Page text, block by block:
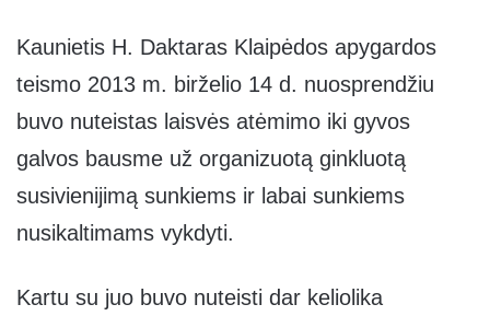
Kaunietis H. Daktaras Klaipėdos apygardos
teismo 2013 m. birželio 14 d. nuosprendžiu
buvo nuteistas laisvės atėmimo iki gyvos
galvos bausme už organizuotą ginkluotą
susivienijimą sunkiems ir labai sunkiems
nusikaltimams vykdyti.
Kartu su juo buvo nuteisti dar keliolika